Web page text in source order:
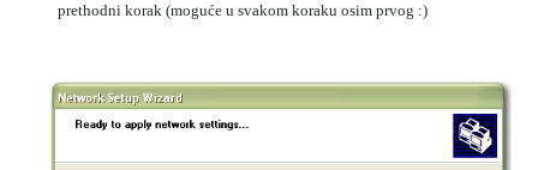
prethodni korak (moguće u svakom koraku osim prvog :)